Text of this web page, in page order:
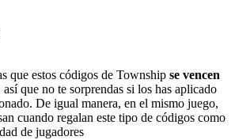
que estos códigos de Township se vencen
así que no te sorprendas si los has aplicado
De igual manera, en el mismo juego,
cuando regalan este tipo de códigos como
de jugadores